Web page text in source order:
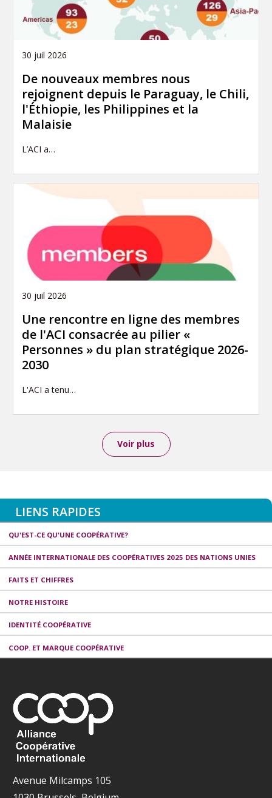
30 juil 2026
De nouveaux membres nous
rejoignent depuis le Paraguay, le Chili,
l'Éthiopie, les Philippines et la
Malaisie
L’ACI a…
30 juil 2026
Une rencontre en ligne des membres
de l'ACI consacrée au pilier «
Personnes » du plan stratégique 2026-
2030
L'ACI a tenu…
Voir plus
LIENS RAPIDES
QU'EST-CE QU'UNE COOPÉRATIVE?
ANNÉE INTERNATIONALE DES COOPÉRATIVES 2025 DES NATIONS UNIES
FAITS ET CHIFFRES
NOTRE HISTOIRE
IDENTITÉ COOPÉRATIVE
COOP. ET MARQUE COOPÉRATIVE
Avenue Milcamps 105